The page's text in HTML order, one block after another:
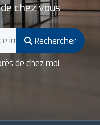
chez vous
Rechercher
de chez moi